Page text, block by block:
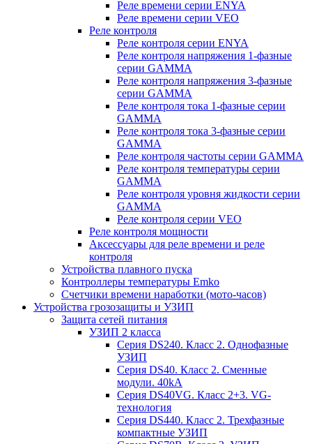
Реле времени серии ENYA
Реле времени серии VEO
Реле контроля
Реле контроля серии ENYA
Реле контроля напряжения 1-фазные
серии GAMMA
Реле контроля напряжения 3-фазные
серии GAMMA
Реле контроля тока 1-фазные серии
GAMMA
Реле контроля тока 3-фазные серии
GAMMA
Реле контроля частоты серии GAMMA
Реле контроля температуры серии
GAMMA
Реле контроля уровня жидкости серии
GAMMA
Реле контроля серии VEO
Реле контроля мощности
Аксессуары для реле времени и реле
контроля
Устройства плавного пуска
Контроллеры температуры Emko
Счетчики времени наработки (мото-часов)
Устройства грозозащиты и УЗИП
Защита сетей питания
УЗИП 2 класса
Серия DS240. Класс 2. Однофазные
УЗИП
Серия DS40. Класс 2. Сменные
модули. 40kA
Серия DS40VG. Класс 2+3. VG-
технология
Серия DS440. Класс 2. Трехфазные
компактные УЗИП